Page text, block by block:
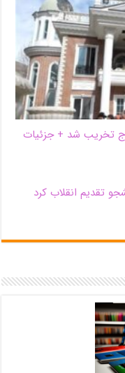
تخریب شد + جزئیات